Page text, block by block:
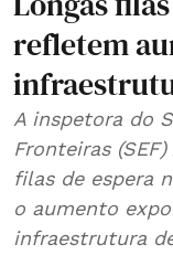
refletem
A inspetora do
Fronteiras
filas de espera
o aumento
infraestrutura